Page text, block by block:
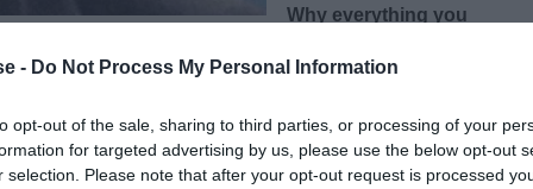
- Do Not Process My Personal Information
opt-out of the sale, sharing to third parties, or processing of your
for targeted advertising by us, please use the below opt-out
selection. Please note that after your opt-out request is processed
άλλαξαν και όνομα. Παίκτες που άφησαν το δικό
τύχη να ξαναβαφτιστούν στην Ελλάδα. Ο Τάρλατς,